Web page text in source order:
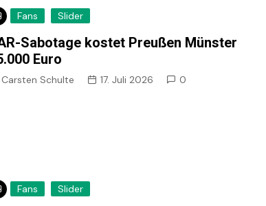
Fans Slider
Sabotage kostet Preußen Münster
Euro
Carsten Schulte 17. Juli 2026 0
Fans Slider